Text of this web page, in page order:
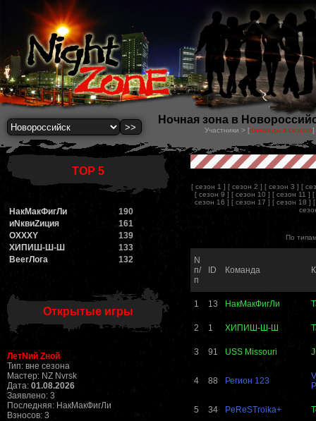
Ночная зона в
Участники > [Команды в сезоне]
TOP 5
НакМакФигЛи
190
иNквиZиция
161
OXXXY
139
ХИПИШ-Ш-Ш
133
BeerЛога
132
Открытые игры
ЛетNий Zной
Тип: вне сезона
Мастер: NZ Nvrsk
Дата: 01.08.2026
Заявлено: 3
Последняя: НакМакФигЛи
Взносов: 3
[ сезон 1 ] [ сезон 2 ] [ сезон 3 ] [
[ сезон 9 ] [ сезон 10 ] [ сезон 11 ] [
сезон 16 ] [ сезон 17 ] [ сезон 18 ]
По
N
п/
п
ID Команда
1 13 НакМакФигЛи
2 1 ХИПИШ-Ш-Ш
3 91 USS Missouri
4 88 Регион 123
5 34 PeReSTroika+